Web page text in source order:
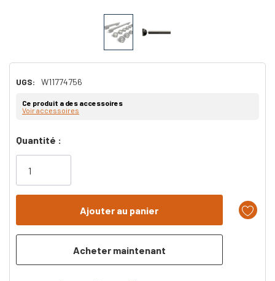
UGS: W11774756
Ce produit a des accessoires
Voir accessoires
Dépêchez-
vous!
plus
Quantité :